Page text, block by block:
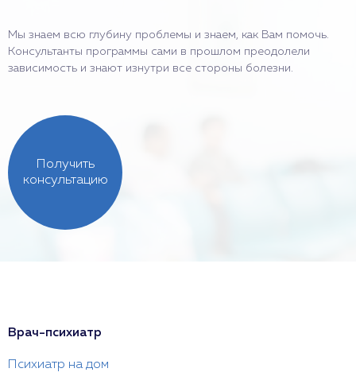
Мы знаем всю глубину проблемы и знаем, как Вам помочь.
Консультанты программы сами в прошлом преодолели
зависимость и знают изнутри все стороны болезни.
Получить
консультацию
Врач-психиатр
Психиатр на дом